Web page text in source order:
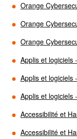
Orange
Orange
Orange
Applis et logiciels
Applis et logiciels
Applis et logiciels
Accessibilité et
Accessibilité et